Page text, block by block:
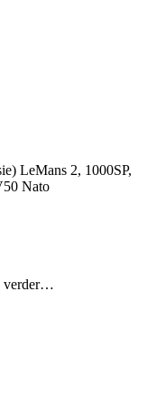
LeMans 2, 1000SP,
Nato
verder…